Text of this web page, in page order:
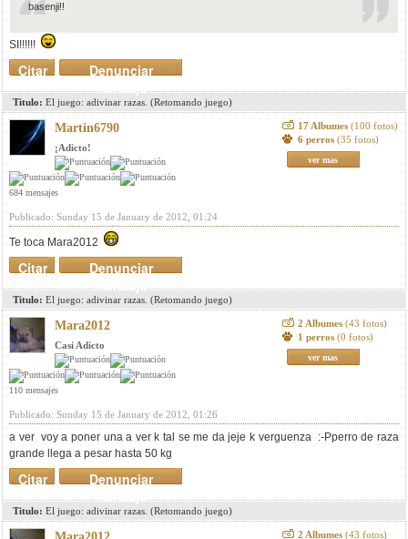
basenji!!
SI!!!!!!
Denunciar
mensaje
Citar
Titulo: El juego: adivinar razas. (Retomando juego)
Martin6790
¡Adicto!
684 mensajes
17 Albumes (100 fotos)
6 perros (35 fotos)
ver mas
Publicado: Sunday 15 de January de 2012, 01:24
Te toca Mara2012
Denunciar
mensaje
Citar
Titulo: El juego: adivinar razas. (Retomando juego)
Mara2012
Casi Adicto
110 mensajes
2 Albumes (43 fotos)
1 perros (0 fotos)
ver mas
Publicado: Sunday 15 de January de 2012, 01:26
a ver voy a poner una a ver k tal se me da jeje k verguenza :-Pperro de raza
grande llega a pesar hasta 50 kg
Denunciar
mensaje
Citar
Titulo: El juego: adivinar razas. (Retomando juego)
2 Albumes (43 fotos)